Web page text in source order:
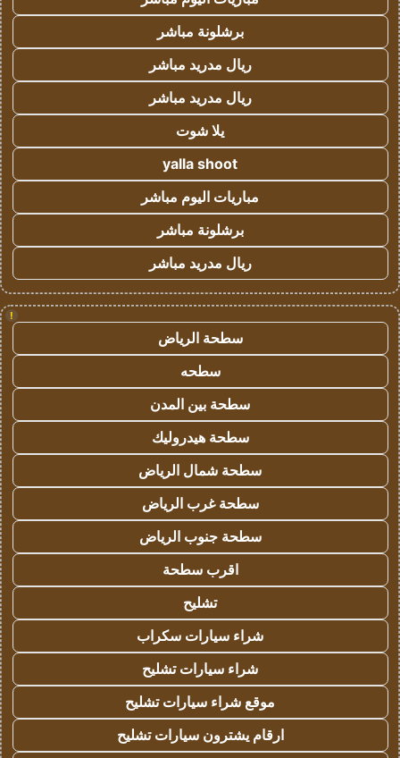
برشلونة مباشر
ريال مدريد مباشر
ريال مدريد مباشر
يلا شوت
yalla shoot
مباريات اليوم مباشر
برشلونة مباشر
ريال مدريد مباشر
!
سطحة الرياض
سطحه
سطحة بين المدن
سطحة هيدروليك
سطحة شمال الرياض
سطحة غرب الرياض
سطحة جنوب الرياض
اقرب سطحة
تشليح
شراء سيارات سكراب
شراء سيارات تشليح
موقع شراء سيارات تشليح
ارقام يشترون سيارات تشليح